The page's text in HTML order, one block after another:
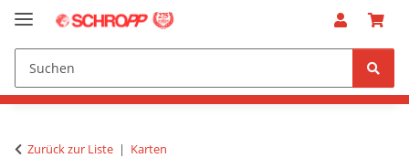
Zurück zur Liste Karten